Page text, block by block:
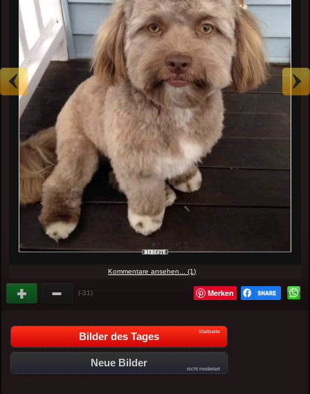
Kommentare ansehen... (1)
(-31) Merken
Bilder des Tages Startseite
Neue Bilder
nicht moderiert